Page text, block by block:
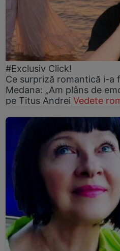
#Exclusiv Click!
Ce surpriză romantică i-a
Medana: „Am plâns de
pe Titus Andrei Vedete